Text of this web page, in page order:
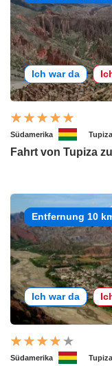
Ich war da
Südamerika
Fahrt von Tupiza
Entfernung 10
Ich war da
Südamerika